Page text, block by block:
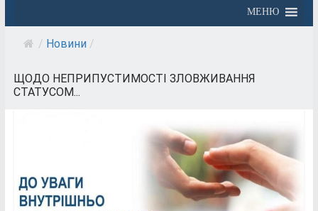
МЕНЮ
/ Новини /
ЩОДО НЕПРИПУСТИМОСТІ ЗЛОВЖИВАННЯ
СТАТУСОМ...